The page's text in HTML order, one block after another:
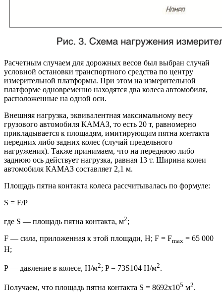
Расчетным случаем для дорожных весов был выбран случай
условной остановки транспортного средства по центру
измерительной платформы. При этом на измерительной
платформе одновременно находятся два колеса автомобиля,
расположенные на одной оси.
Внешняя нагрузка, эквивалентная максимальному весу
грузового автомобиля КАМАЗ, то есть 20 т, равномерно
прикладывается к площадям, имитирующим пятна контакта
передних либо задних колес (случай предельного
нагружения). Также принимаем, что на переднюю либо
заднюю ось действует нагрузка, равная 13 т. Ширина колеи
автомобиля КАМАЗ составляет 2,1 м.
Площадь пятна контакта колеса рассчитывалась по формуле:
S = F/P
где S — площадь пятна контакта, м2;
F — сила, приложенная к этой площади, Н; F = Fmax = 65 000
Н;
P — давление в колесе, Н/м2; P = 73Ѕ104 Н/м2.
Получаем, что площадь пятна контакта S = 8692х105 м2.